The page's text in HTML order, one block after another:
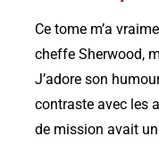
Ce tome m’a
cheffe Sherwood,
J’adore son
contraste avec les
de mission avait